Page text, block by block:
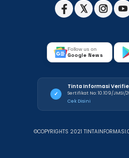
Follow us on
Google News
✓
Tinta Informasi
Sertifikat No: 10.109/JMSI/
Cek Disini
©COPYRIGHTS 2021